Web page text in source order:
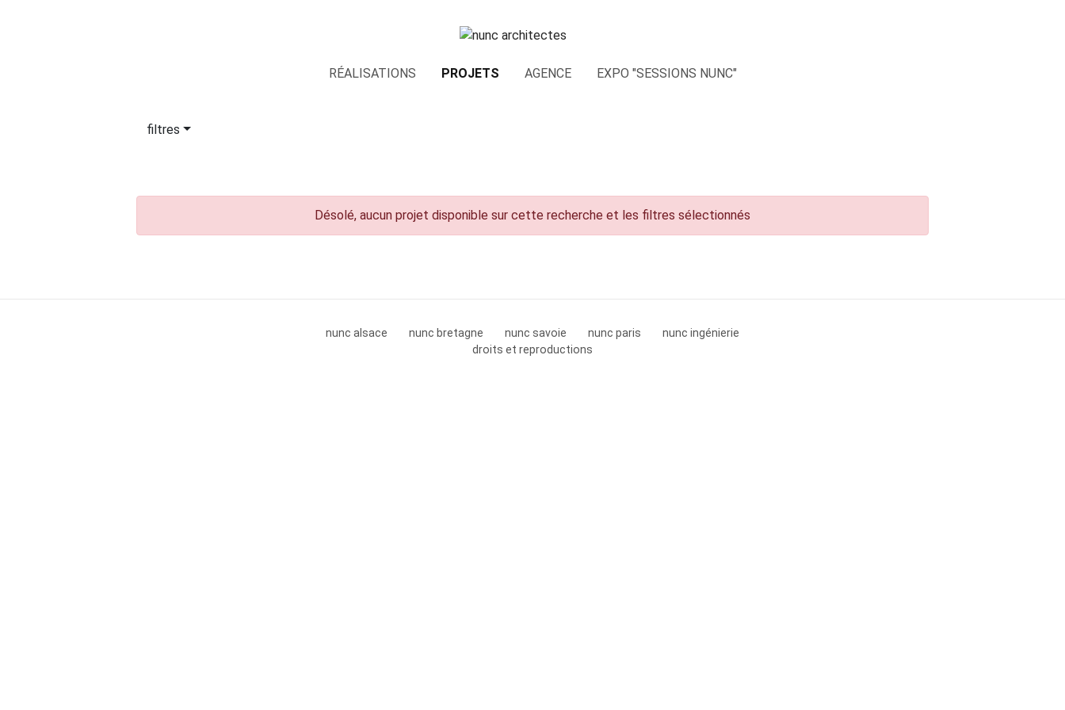
RÉALISATIONS PROJETS AGENCE EXPO "SESSIONS NUNC"
filtres
Désolé, aucun projet disponible sur cette recherche et les filtres sélectionnés
nunc alsace nunc bretagne nunc savoie nunc paris
nunc ingénierie
droits et reproductions